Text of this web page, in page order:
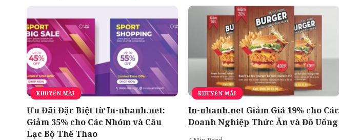
KHUYẾN MÃI
Ưu Đãi Đặc Biệt từ In-nhanh.net:
Giảm 35% cho Các Nhóm và Câu
Lạc Bộ Thể Thao
KHUYẾN MÃI
In-nhanh.net Giảm Giá 19% cho Các
Doanh Nghiệp Thức Ăn và Đồ Uống